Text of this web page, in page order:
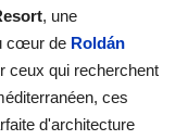
, une
cœur de Roldán
ceux qui recherchent
ces
d'architecture